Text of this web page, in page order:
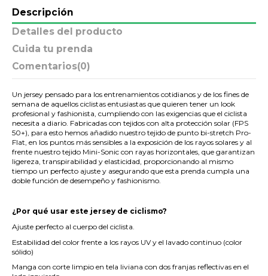
Descripción
Detalles del producto
Cuida tu prenda
Comentarios(0)
Un jersey pensado para los entrenamientos cotidianos y de los fines de
semana de aquellos ciclistas entusiastas que quieren tener un look
profesional y fashionista, cumpliendo con las exigencias que el ciclista
necesita a diario. Fabricadas con tejidos con alta protección solar (FPS
50+), para esto hemos añadido nuestro tejido de punto bi-stretch Pro-
Flat, en los puntos más sensibles a la exposición de los rayos solares y al
frente nuestro tejido Mini-Sonic con rayas horizontales, que garantizan
ligereza, transpirabilidad y elasticidad, proporcionando al mismo
tiempo un perfecto ajuste y asegurando que esta prenda cumpla una
doble función de desempeño y fashionismo.
¿Por qué usar este jersey de ciclismo?
Ajuste perfecto al cuerpo del ciclista.
Estabilidad del color frente a los rayos UV y el lavado continuo (color
sólido)
Manga con corte limpio en tela liviana con dos franjas reflectivas en el